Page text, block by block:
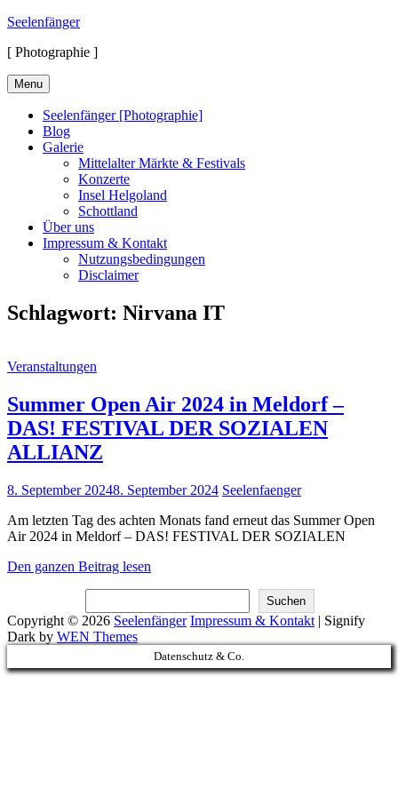
Skip
content
Seelenfänger
[ Photographie ]
Menu
Seelenfänger [Photographie]
Blog
Galerie
Mittelalter Märkte & Festivals
Konzerte
Insel Helgoland
Schottland
Über uns
Impressum & Kontakt
Nutzungsbedingungen
Disclaimer
Schlagwort: Nirvana IT
Cat
Veranstaltungen
Summer Open Air 2024 in Meldorf –
DAS! FESTIVAL DER SOZIALEN
ALLIANZ
Posted
8. September 20248. September 2024 Seelenfaenger
Am letzten Tag des achten Monats fand erneut das Summer Open
Air 2024 in Meldorf – DAS! FESTIVAL DER SOZIALEN
Den ganzen Beitrag lesen
2024
in
Meldorf
–
DAS!
Suchen
Copyright © 2026 Seelenfänger Impressum & Kontakt | Signify
Dark by WEN Themes
Scroll
Up
Datenschutz & Co.